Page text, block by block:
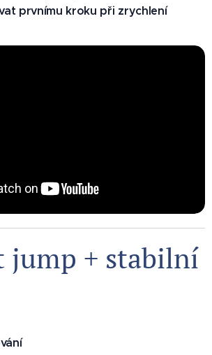
prvnímu kroku při zrychlení
jump + stabilní